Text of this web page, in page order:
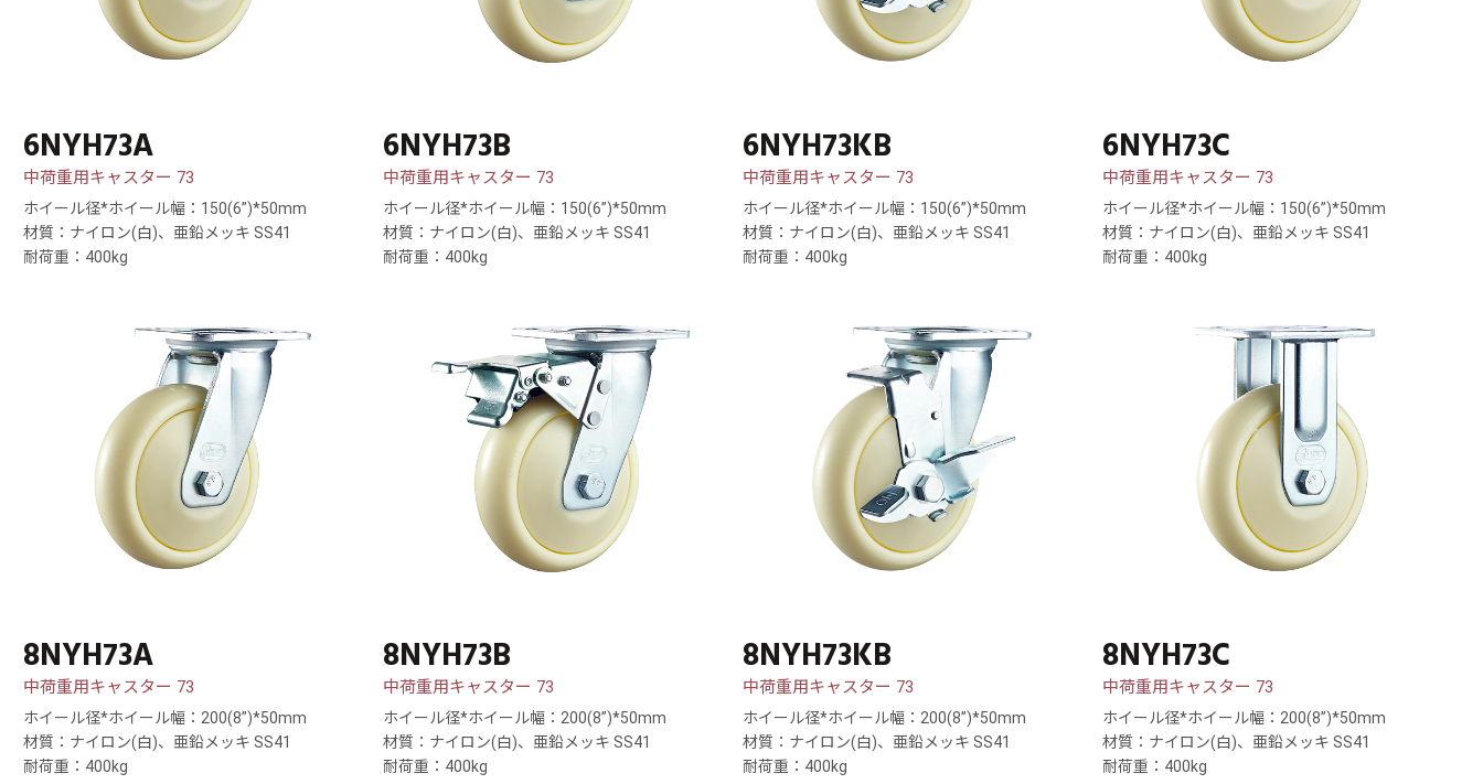
6NYH73A
中荷重用キャスター 73
ホイール径*ホイール幅：150(6”)*50mm
材質：ナイロン(白)、亜鉛メッキ SS41
耐荷重：400kg
6NYH73B
中荷重用キャスター 73
ホイール径*ホイール幅：150(6”)*50mm
材質：ナイロン(白)、亜鉛メッキ SS41
耐荷重：400kg
6NYH73KB
中荷重用キャスター 73
ホイール径*ホイール幅：150(6”)*50mm
材質：ナイロン(白)、亜鉛メッキ SS41
耐荷重：400kg
6NYH73C
中荷重用キャスター 73
ホイール径*ホイール幅：150(6”)*50mm
材質：ナイロン(白)、亜鉛メッキ SS41
耐荷重：400kg
8NYH73A
中荷重用キャスター 73
ホイール径*ホイール幅：200(8”)*50mm
材質：ナイロン(白)、亜鉛メッキ SS41
耐荷重：400kg
8NYH73B
中荷重用キャスター 73
ホイール径*ホイール幅：200(8”)*50mm
材質：ナイロン(白)、亜鉛メッキ SS41
耐荷重：400kg
8NYH73KB
中荷重用キャスター 73
ホイール径*ホイール幅：200(8”)*50mm
材質：ナイロン(白)、亜鉛メッキ SS41
耐荷重：400kg
8NYH73C
中荷重用キャスター 73
ホイール径*ホイール幅：200(8”)*50mm
材質：ナイロン(白)、亜鉛メッキ SS41
耐荷重：400kg